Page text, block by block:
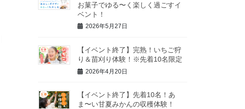
お菓子でゆる〜く楽しく過ごすイ
ベント！
2026年5月27日
【イベント終了】完熟！いちご狩
り＆苗刈り体験！※先着10名限定
2026年4月20日
【イベント終了】先着10名！あ
ま〜い甘夏みかんの収穫体験！